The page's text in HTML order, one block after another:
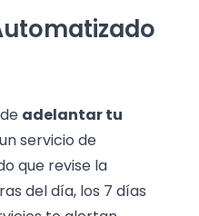
adelantar tu
servicio de
que revise la
del día, los 7 días